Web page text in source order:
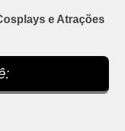
e Atrações